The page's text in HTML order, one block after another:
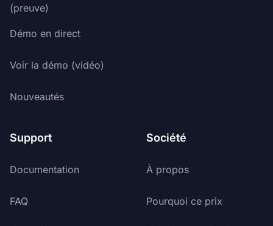
(preuve)
Démo en direct
Voir la démo (vidéo)
Nouveautés
Support
Documentation
FAQ
Société
À propos
Pourquoi ce prix